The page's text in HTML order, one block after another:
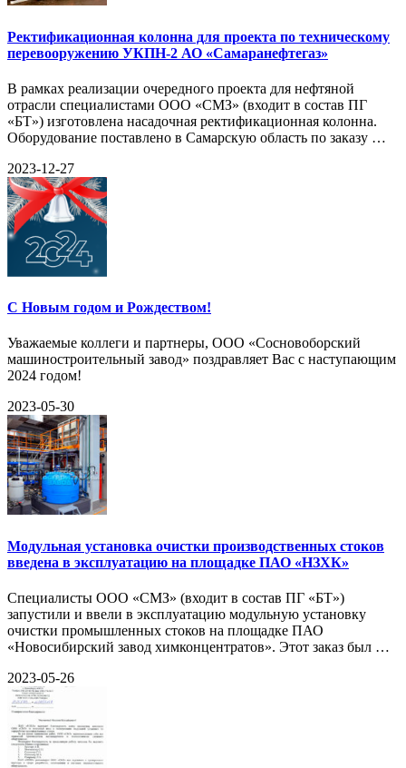
Ректификационная колонна для проекта по техническому
перевооружению УКПН-2 АО «Самаранефтегаз»
В рамках реализации очередного проекта для нефтяной
отрасли специалистами ООО «СМЗ» (входит в состав ПГ
«БТ») изготовлена насадочная ректификационная колонна.
Оборудование поставлено в Самарскую область по заказу …
2023-12-27
С Новым годом и Рождеством!
Уважаемые коллеги и партнеры, ООО «Сосновоборский
машиностроительный завод» поздравляет Вас с наступающим
2024 годом!
2023-05-30
Модульная установка очистки производственных стоков
введена в эксплуатацию на площадке ПАО «НЗХК»
Специалисты ООО «СМЗ» (входит в состав ПГ «БТ»)
запустили и ввели в эксплуатацию модульную установку
очистки промышленных стоков на площадке ПАО
«Новосибирский завод химконцентратов». Этот заказ был …
2023-05-26